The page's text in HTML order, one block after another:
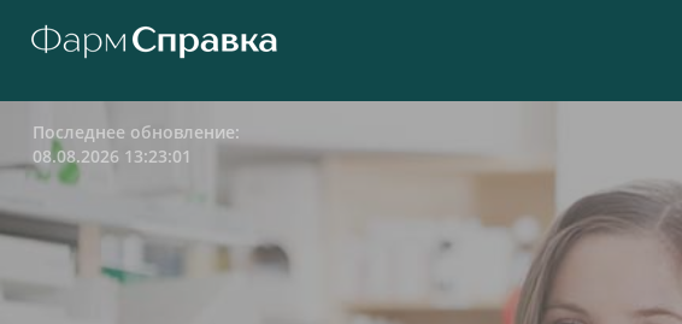
Последнее обновление:
08.08.2026 13:23:01